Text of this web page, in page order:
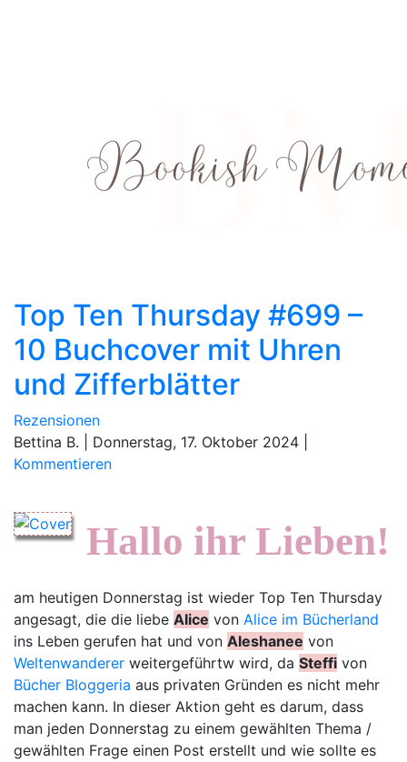
Top Ten Thursday #699 –
10 Buchcover mit Uhren
und Zifferblätter
Rezensionen
Bettina B.
Donnerstag, 17. Oktober 2024
Kommentieren
Hallo ihr Lieben!
am heutigen Donnerstag ist wieder Top Ten Thursday
angesagt, die die liebe Alice von Alice im Bücherland
ins Leben gerufen hat und von Aleshanee von
Weltenwanderer weitergeführtw wird, da Steffi von
Bücher Bloggeria aus privaten Gründen es nicht mehr
machen kann. In dieser Aktion geht es darum, dass
man jeden Donnerstag zu einem gewählten Thema /
gewählten Frage einen Post erstellt und wie sollte es